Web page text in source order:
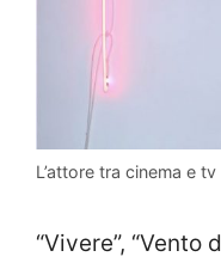
L’attore tra cinema e
“Vivere”, “Vento